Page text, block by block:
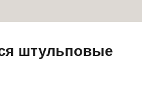
штульповые